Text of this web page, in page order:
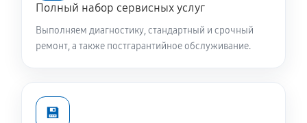
Смазка осей привода снегоуборщика Daewoo DAST
8570
910 руб 60 минут
8570
Полный набор сервисных услуг
Выполняем диагностику, стандартный и срочный
ремонт, а также постгарантийное обслуживание.
💾